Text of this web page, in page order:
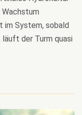
im System, sobald
der Turm quasi